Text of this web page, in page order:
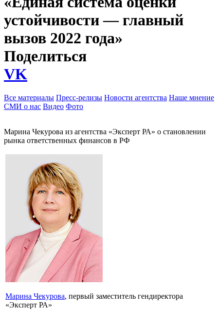
устойчивости — главный
вызов 2022 года»
Поделиться
VK
Все материалы Пресс-релизы Новости агентства Наше мнение
СМИ о нас Видео Фото
Марина Чекурова из агентства «Эксперт РА» о становлении
рынка ответственных финансов в РФ
Марина Чекурова, первый заместитель гендиректора
«Эксперт РА»